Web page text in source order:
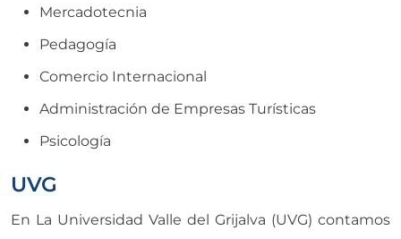
Mercadotecnia
Pedagogía
Comercio Internacional
Administración de Empresas Turísticas
Psicología
UVG
En La Universidad Valle del Grijalva (UVG) contamos